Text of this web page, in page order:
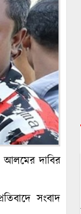
আলমের দাবির
সংবাদ